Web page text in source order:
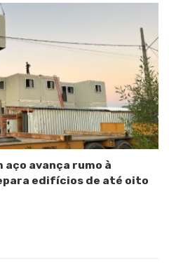
avança rumo à
edifícios de até oito